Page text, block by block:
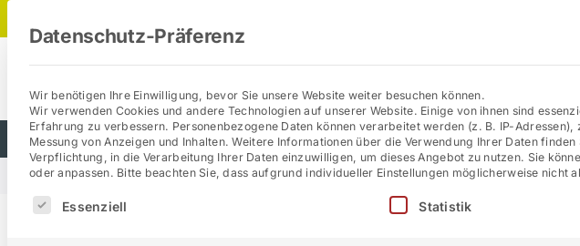
Inhalt
springen
Das Patientenforum Wissenswertes Kontakt
Startseite»Metformin eine Wunderdroge zum Abnehmen und Altwerden?
Datenschutz-Präferenz
Wir benötigen Ihre Einwilligung, bevor Sie unsere Website weiter besuchen können.
Wir verwenden Cookies und andere Technologien auf unserer Website. Einige von ihnen sind
Erfahrung zu verbessern. Personenbezogene Daten können verarbeitet werden (z. B. IP-
Messung von Anzeigen und Inhalten. Weitere Informationen über die Verwendung Ihrer Daten finden
Verpflichtung, in die Verarbeitung Ihrer Daten einzuwilligen, um dieses Angebot zu nutzen. Sie
oder anpassen. Bitte beachten Sie, dass aufgrund individueller Einstellungen möglicherweise nicht
Es folgt eine Liste der Service-Gruppen, für die eine Einwilligung
Essenziell Statistik